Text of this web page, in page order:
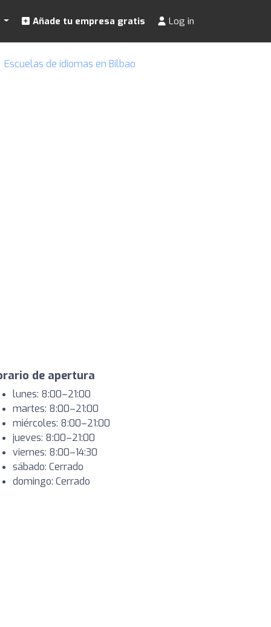
Añade tu empresa gratis Log in
Escuelas de idiomas en Bilbao
de apertura
lunes: 8:00–21:00
martes: 8:00–21:00
miércoles: 8:00–21:00
jueves: 8:00–21:00
viernes: 8:00–14:30
sábado: Cerrado
domingo: Cerrado